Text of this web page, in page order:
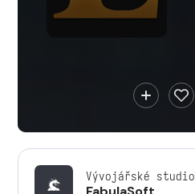
Vývojářské studio